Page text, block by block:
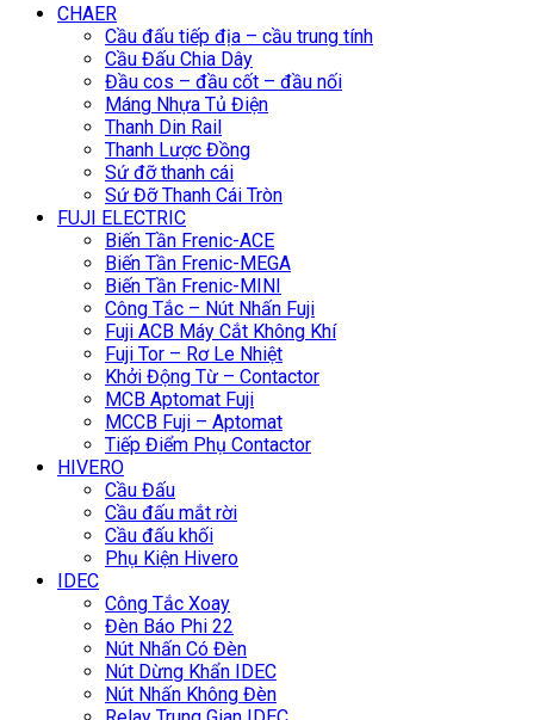
CHAER
Cầu đấu tiếp địa – cầu trung tính
Cầu Đấu Chia Dây
Đầu cos – đầu cốt – đầu nối
Máng Nhựa Tủ Điện
Thanh Din Rail
Thanh Lược Đồng
Sứ đỡ thanh cái
Sứ Đỡ Thanh Cái Tròn
FUJI ELECTRIC
Biến Tần Frenic-ACE
Biến Tần Frenic-MEGA
Biến Tần Frenic-MINI
Công Tắc – Nút Nhấn Fuji
Fuji ACB Máy Cắt Không Khí
Fuji Tor – Rơ Le Nhiệt
Khởi Động Từ – Contactor
MCB Aptomat Fuji
MCCB Fuji – Aptomat
Tiếp Điểm Phụ Contactor
HIVERO
Cầu Đấu
Cầu đấu mắt rời
Cầu đấu khối
Phụ Kiện Hivero
IDEC
Công Tắc Xoay
Đèn Báo Phi 22
Nút Nhấn Có Đèn
Nút Dừng Khẩn IDEC
Nút Nhấn Không Đèn